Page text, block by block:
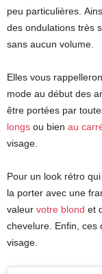
peu particulières.
des ondulations très
sans aucun volume.
Elles vous
mode au début des
être portées par
longs ou bien au
visage.
Pour un look rétro
la porter avec une
valeur votre blond et
chevelure. Enfin, ces
visage.